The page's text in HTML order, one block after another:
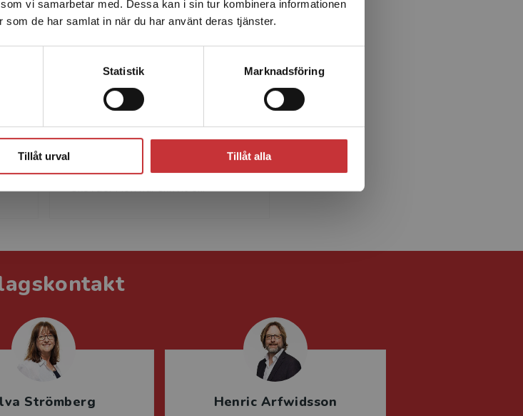
vi samarbetar med. Dessa kan i sin tur kombinera informationen
de har samlat in när du har använt deras tjänster.
Statistik Marknadsföring
Tillåt urval Tillåt alla
slutföra ett köp måste
i Sverige.Läs mer
Anna-Karin Waldemarson
2025) var pedagog med inriktning
mot arbetsliv och ledarskap och
var verksam vid Högskolan i
Skövde. Hon har skrivit e...
Strömberg Henric Arfwidsson